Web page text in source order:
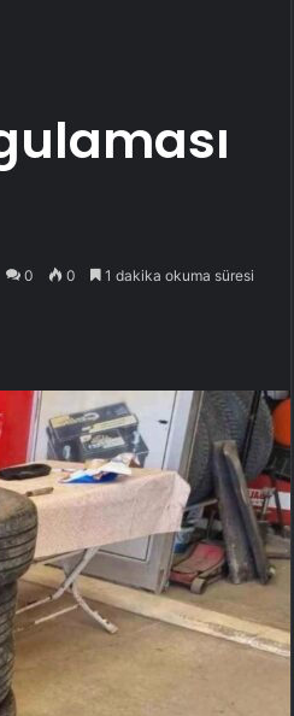
0 0 1 dakika okuma süresi